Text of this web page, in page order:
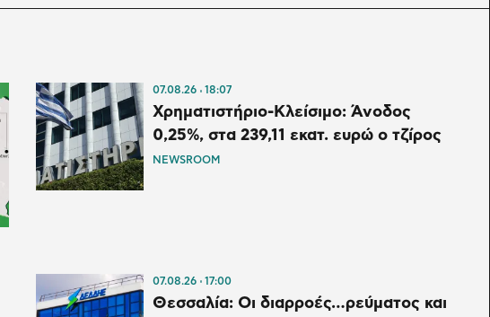
07.08.26 18:07
Χρηματιστήριο-Κλείσιμο: Άνοδος
0,25%, στα 239,11 εκατ. ευρώ ο τζίρος
NEWSROOM
07.08.26 17:00
Θεσσαλία: Οι διαρροές…ρεύματος και